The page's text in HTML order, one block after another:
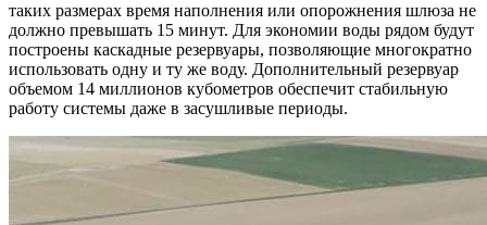
таких размерах время наполнения или опорожнения шлюза не
должно превышать 15 минут. Для экономии воды рядом будут
построены каскадные резервуары, позволяющие многократно
использовать одну и ту же воду. Дополнительный резервуар
объемом 14 миллионов кубометров обеспечит стабильную
работу системы даже в засушливые периоды.